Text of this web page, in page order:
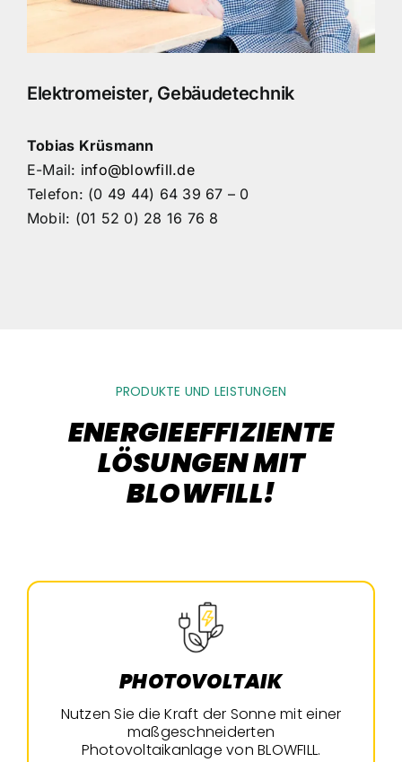
Elektromeister, Gebäudetechnik
Tobias Krüsmann
E-Mail: info@blowfill.de
Telefon: (0 49 44) 64 39 67 – 0
Mobil: (01 52 0) 28 16 76 8
PRODUKTE UND LEISTUNGEN
ENERGIEEFFIZIENTE
LÖSUNGEN MIT
BLOWFILL!
PHOTOVOLTAIK
Nutzen Sie die Kraft der Sonne mit einer
maßgeschneiderten
Photovoltaikanlage von BLOWFILL.